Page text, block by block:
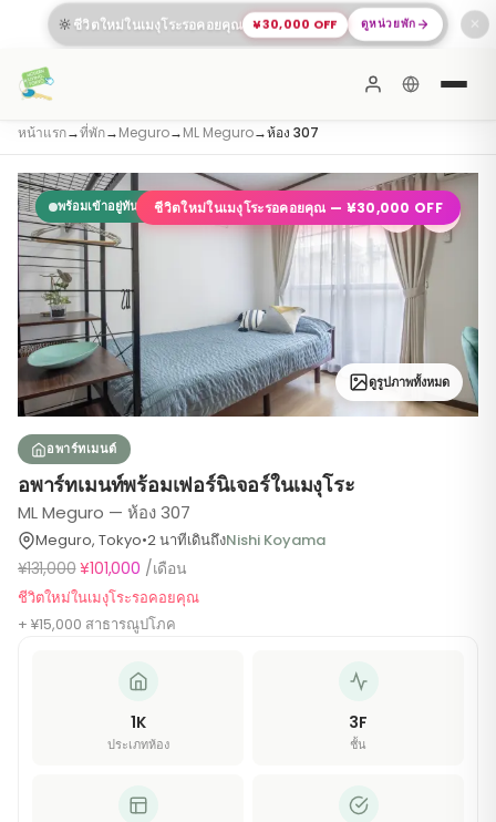
🔆ชีวิตใหม่ในเมงุโระรอคอยคุณ ¥30,000 OFF ดูหน่วยพัก ✕
หน้าแรก→ที่พัก→Meguro→ML Meguro→ห้อง 307
พร้อมเข้าอยู่ทันที ชีวิตใหม่ในเมงุโระรอคอยคุณ — ¥30,000 OFF
ดูรูปภาพทั้งหมด
อพาร์ทเมนต์
อพาร์ทเมนท์พร้อมเฟอร์นิเจอร์ในเมงุโระ
ML Meguro — ห้อง 307
Meguro, Tokyo•2นาทีเดินถึงNishi Koyama
¥131,000 ¥101,000 /เดือน
ชีวิตใหม่ในเมงุโระรอคอยคุณ
+ ¥15,000 สาธารณูปโภค
1K
ประเภทห้อง
3F
ชั้น